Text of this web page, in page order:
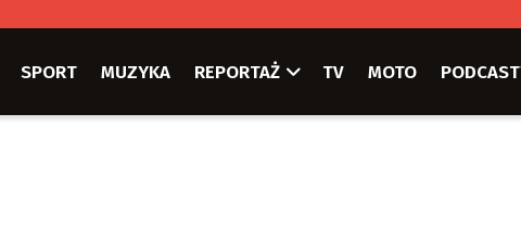
SPORT MUZYKA REPORTAŻ TV MOTO